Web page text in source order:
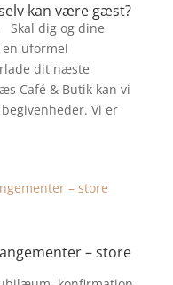
kan være gæst?
Skal dig og dine
uformel
dit næste
Café & Butik kan vi
Vi er
– store